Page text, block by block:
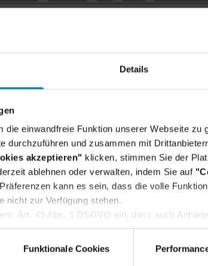
Details
die einwandfreie Funktion unserer Webseite
durchzuführen und zusammen mit
akzeptieren" klicken, stimmen Sie der
ablehnen oder verwalten, indem Sie auf
kann es sein, dass die volle
nicht zur Verfügung stehen.
Art. 49 Abs. 1 DSGVO ein, dass auch
die übermittelten Daten durch lokale
Sie im Cookie-Hinweis
Funktionale Cookies
Advisory Regulatory & Financial Risk
Cloud Software Engineer (m/w/d)
Consultant M&A Analytics -
Frankfurt (Main), Hamburg+ 2 weitere
Advisory M&A AI & Data Analytics